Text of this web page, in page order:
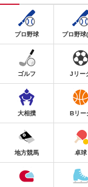
プロ野球 プロ野球
ゴルフ Jリー
大相撲 Bリー
地方競馬 卓球